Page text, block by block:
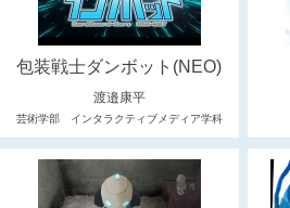
包装戦士ダンボット(NEO)
渡邉康平
芸術学部 インタラクティブメディア学科